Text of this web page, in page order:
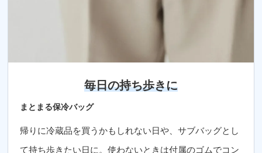
毎日の持ち歩きに
まとまる保冷バッグ
帰りに冷蔵品を買うかもしれない日や、サブバッグとし
て持ち歩きたい日に。使わないときは付属のゴムでコン